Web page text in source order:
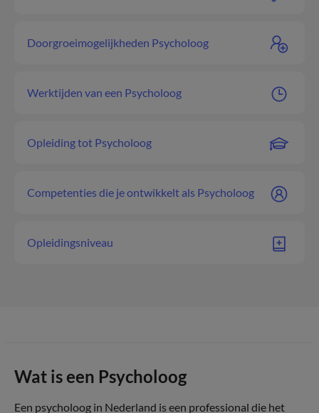
Doorgroeimogelijkheden Psycholoog
Werktijden van een Psycholoog
Opleiding tot Psycholoog
Competenties die je ontwikkelt als Psycholoog
Opleidingsniveau
Wat is een Psycholoog
Een psycholoog in Nederland is een professional die het